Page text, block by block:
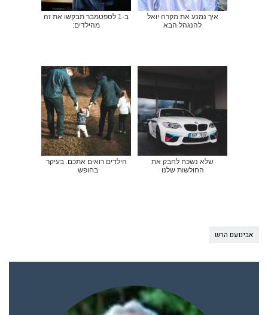
איך נמנע את מקרה יואל
להנגהל הבא
ב-1 לספטמבר תבקשו את זה
מהילדים:
שלא נשכח לחבק את
החולשות שלנו
הילדים רואים אתכם. בעיקר
בחופש
אבינועם הרש